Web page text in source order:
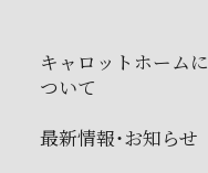
キャロットホームに
ついて
最新情報・お知らせ